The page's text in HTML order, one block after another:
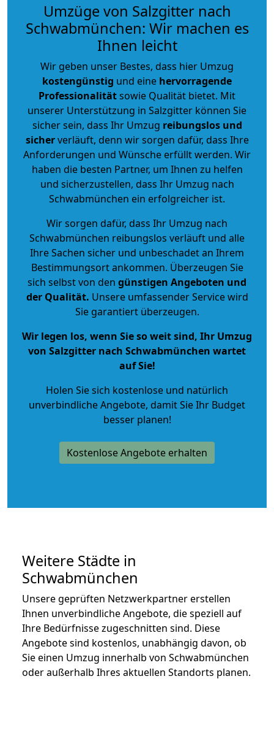
Umzüge von Salzgitter nach
Schwabmünchen: Wir machen es
Ihnen leicht
Wir geben unser Bestes, dass hier Umzug
kostengünstig und eine hervorragende
Professionalitätsowie Qualität bietet. Mit
unserer Unterstützung in Salzgitter können Sie
sicher sein, dass Ihr Umzug reibungslos und
sicherverläuft, denn wir sorgen dafür, dass Ihre
Anforderungen und Wünsche erfüllt werden. Wir
haben die besten Partner, um Ihnen zu helfen
und sicherzustellen, dass Ihr Umzug nach
Schwabmünchen ein erfolgreicher ist.
Wir sorgen dafür, dass Ihr Umzug nach
Schwabmünchen reibungslos verläuft und alle
Ihre Sachen sicher und unbeschadet an Ihrem
Bestimmungsort ankommen. Überzeugen Sie
sich selbst von den günstigen Angeboten und
der Qualität. Unsere umfassender Service wird
Sie garantiert überzeugen.
Wir legen los, wenn Sie so weit sind, Ihr Umzug
von Salzgitter nach Schwabmünchen wartet
auf Sie!
Holen Sie sich kostenlose und natürlich
unverbindliche Angebote, damit Sie Ihr Budget
besser planen!
Kostenlose Angebote erhalten
Weitere Städte in
Schwabmünchen
Unsere geprüften Netzwerkpartner erstellen
Ihnen unverbindliche Angebote, die speziell auf
Ihre Bedürfnisse zugeschnitten sind. Diese
Angebote sind kostenlos, unabhängig davon, ob
Sie einen Umzug innerhalb von Schwabmünchen
oder außerhalb Ihres aktuellen Standorts planen.